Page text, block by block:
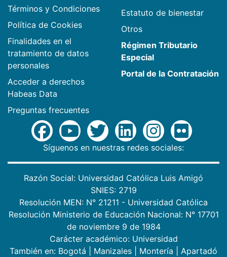
Términos y Condiciones
Política de Cookies
Finalidades en el
tratamiento de datos
personales
Acceder a derechos
Habeas Data
Preguntas frecuentes
Estatuto de bienestar
Otros
Régimen Tributario
Especial
Portal de la Contratación
Síguenos en nuestras redes sociales:
Razón Social: Universidad Católica Luis Amigó
SNIES: 2719
Resolución MEN: N° 21211 - Universidad Católica
Resolución Ministerio de Educación Nacional: N° 17701
de noviembre 9 de 1984
Carácter académico: Universidad
También en: Bogotá Manizales Montería
Apartadó